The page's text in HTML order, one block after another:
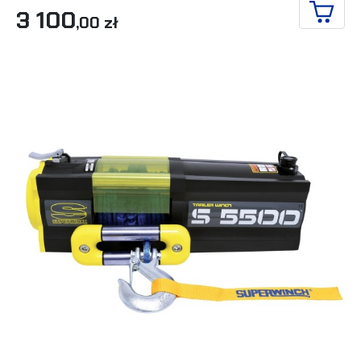
3 100,00 zł IN